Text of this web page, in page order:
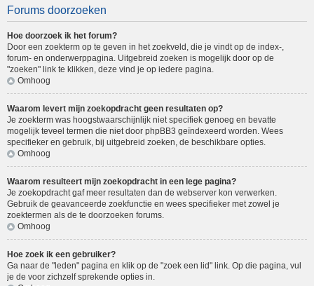
Forums doorzoeken
Hoe doorzoek ik het forum?
Door een zoekterm op te geven in het zoekveld, die je vindt op de index-,
forum- en onderwerppagina. Uitgebreid zoeken is mogelijk door op de
"zoeken" link te klikken, deze vind je op iedere pagina.
Omhoog
Waarom levert mijn zoekopdracht geen resultaten op?
Je zoekterm was hoogstwaarschijnlijk niet specifiek genoeg en bevatte
mogelijk teveel termen die niet door phpBB3 geïndexeerd worden. Wees
specifieker en gebruik, bij uitgebreid zoeken, de beschikbare opties.
Omhoog
Waarom resulteert mijn zoekopdracht in een lege pagina?
Je zoekopdracht gaf meer resultaten dan de webserver kon verwerken.
Gebruik de geavanceerde zoekfunctie en wees specifieker met zowel je
zoektermen als de te doorzoeken forums.
Omhoog
Hoe zoek ik een gebruiker?
Ga naar de "leden" pagina en klik op de "zoek een lid" link. Op die pagina, vul
je de voor zichzelf sprekende opties in.